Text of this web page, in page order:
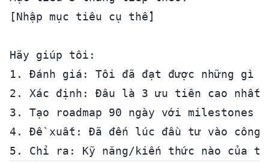
[Nhập mục tiêu cụ thể]
Hãy giúp tôi:
1. Đánh giá: Tôi đã đạt được những gì
2. Xác định: Đâu là 3 ưu tiên cao nhất
3. Tạo roadmap 90 ngày với milestones
4. Đề xuất: Đã đến lúc đầu tư vào công